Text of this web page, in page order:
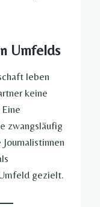
Umfelds
leben
keine
zwangsläufig
gezielt.